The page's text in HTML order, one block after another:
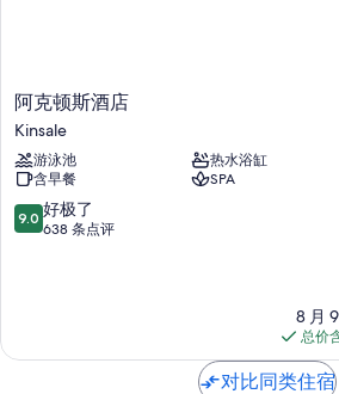
电视，带有线频道
衣柜/壁橱、电热水壶和每日客房清洁服务
阿
克
顿
斯
酒
店
Kinsale
阿克顿斯酒店
Kinsale
游泳池
热水浴缸
含早餐
SPA
9.0
分，
了，
9.0 好极了
638 条点评
8 月
总价
对比同类住宿